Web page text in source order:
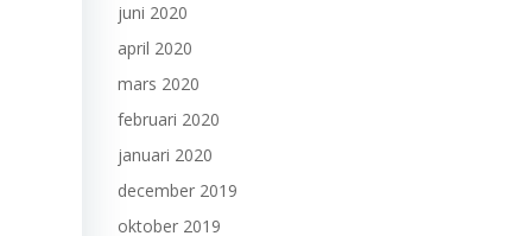
juni 2020
april 2020
mars 2020
februari 2020
januari 2020
december 2019
oktober 2019